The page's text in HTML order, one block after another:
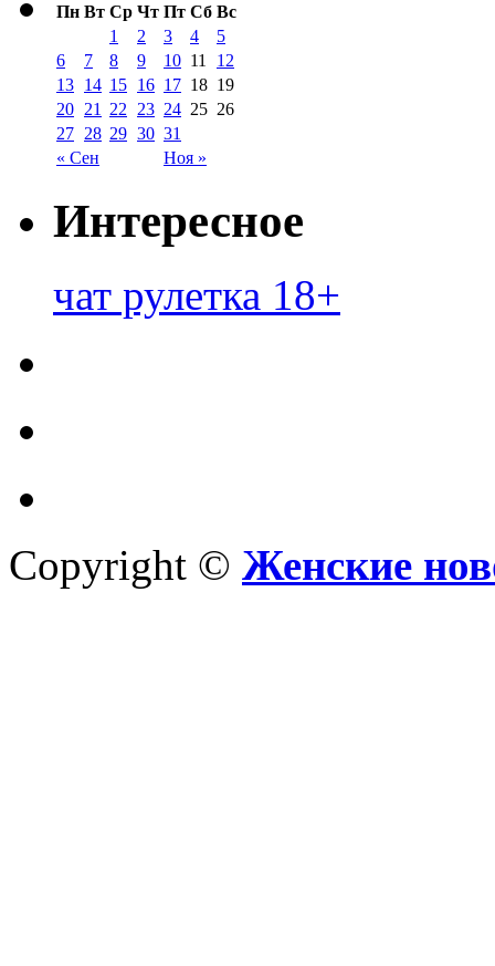
Пн Вт Ср Чт Пт Сб Вс
« Сен Ноя »
1 2 3 4
5
6
7 8 9 10 11
12
13 14 15 16 17 18 19
20 21 22 23 24 25 26
27 28 29 30 31
Интересное
чат рулетка 18+
Copyright © Женские